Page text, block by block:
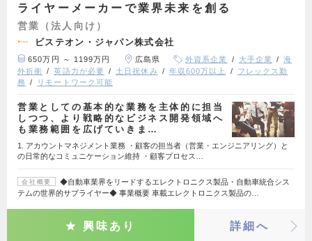
ライヤーメーカーで業界未来を創る
営業（法人向け）
ビステオン・ジャパン株式会社
650万円 ～ 1199万円 広島県 外資系企業 大手企業
海
外折衝
英語力が必要 土日祝休み 年収600万以上
フレックス勤
務
リモートワーク可能
営業としての基本的な業務を主体的に担当
しつつ、より戦略的なビジネス開発領域へ
も業務範囲を広げていきま…
1. アカウントマネジメント業務 ・顧客の担当者（営業・エンジニアリング）と
の日常的なコミュニケーション維持 ・顧客プロセス…
会社概要
◆自動車業界をリードするエレクトロニクス製品・自動車統合シス
テムの世界的サプライヤー◆ 事業概要 車載エレクトロニクス製品の…
興味あり 詳細へ